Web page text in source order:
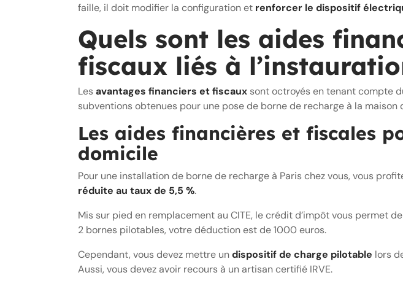
faille, il doit modifier la configuration et renforcer le dispositif
Quels sont les aides
fiscaux liés à
Lesavantages financiers et fiscaux sont octroyés en tenant compte
subventions obtenues pour une pose de borne de recharge à la
Les aides financières et fiscales
domicile
Pour une installation de borne de recharge à Paris chez vous, vous
réduite au taux de 5,5 %.
Mis sur pied en remplacement au CITE, le crédit d’impôt vous permet
2 bornes pilotables, votre déduction est de 1000 euros.
Cependant, vous devez mettre undispositif de charge pilotable lors
Aussi, vous devez avoir recours à un artisan certifié IRVE.